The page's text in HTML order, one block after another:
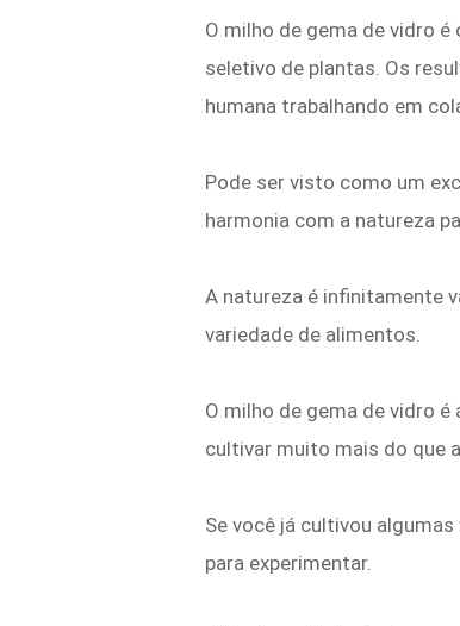
O milho de gema de vidro
seletivo de plantas. Os
humana trabalhando em
Pode ser visto como um
harmonia com a natureza
A natureza é infinitamente
variedade de alimentos.
O milho de gema de vidro
cultivar muito mais do que
Se você já cultivou
para experimentar.